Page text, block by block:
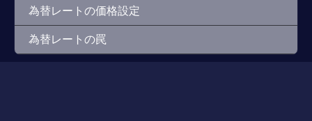
為替レートの価格設定
為替レートの罠